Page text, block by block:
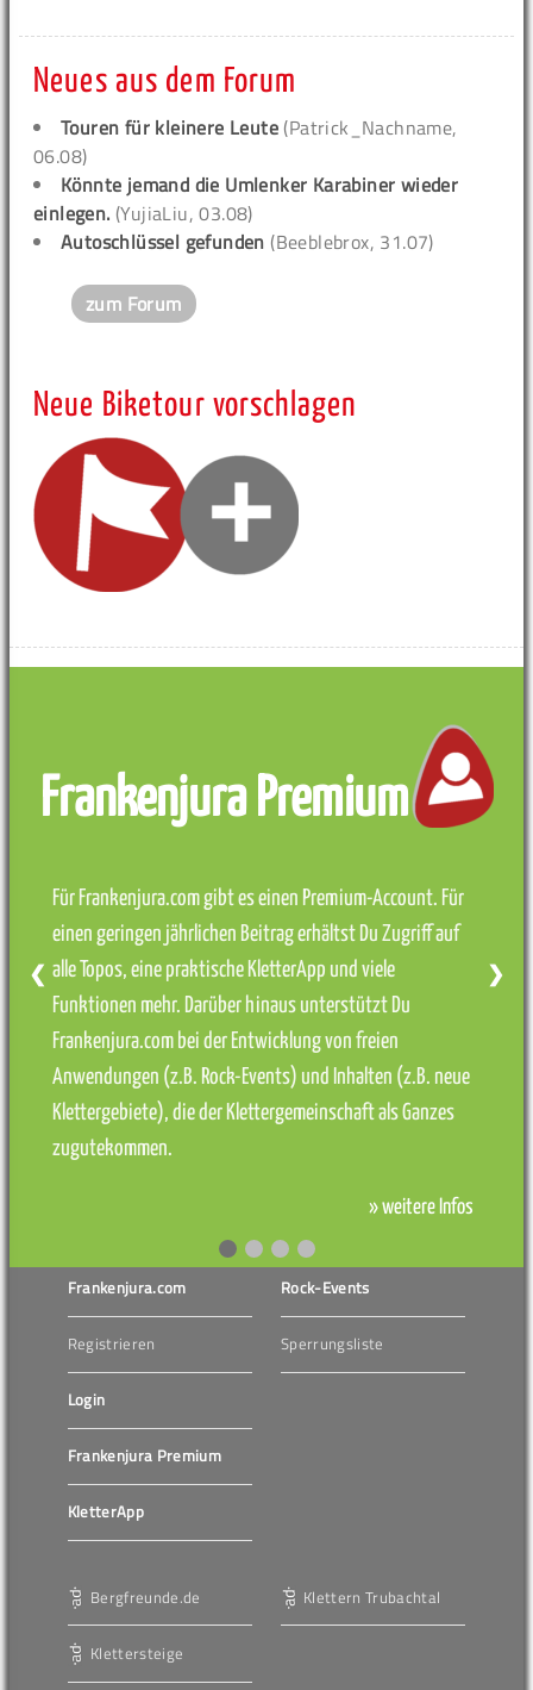
Neues aus dem Forum
Touren für kleinere Leute (Patrick_Nachname,
06.08)
Könnte jemand die Umlenker Karabiner wieder
einlegen. (YujiaLiu, 03.08)
Autoschlüssel gefunden (Beeblebrox, 31.07)
zum Forum
Neue Biketour vorschlagen
Frankenjura Premium
Für Frankenjura.com gibt es einen Premium-Account. Für
einen geringen jährlichen Beitrag erhältst Du Zugriff auf
alle Topos, eine praktische KletterApp und viele
Funktionen mehr. Darüber hinaus unterstützt Du
Frankenjura.com bei der Entwicklung von freien
Anwendungen (z.B. Rock-Events) und Inhalten (z.B. neue
Klettergebiete), die der Klettergemeinschaft als Ganzes
zugutekommen.
» weitere Infos
❮ ❯
Frankenjura.com
Registrieren
Login
Frankenjura Premium
KletterApp
Rock-Events
Sperrungsliste
Bergfreunde.de
Klettersteige
Klettern Trubachtal